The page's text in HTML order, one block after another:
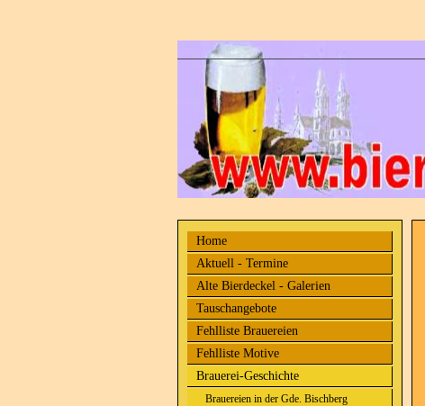
Home
Aktuell - Termine
Alte Bierdeckel - Galerien
Tauschangebote
Fehlliste Brauereien
Fehlliste Motive
Brauerei-Geschichte
Brauereien in der Gde. Bischberg